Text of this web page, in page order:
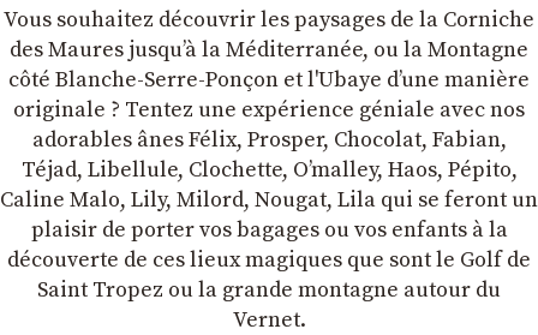
Vous souhaitez découvrir les paysages de la Corniche
des Maures jusqu’à la Méditerranée, ou la Montagne
côté Blanche-Serre-Ponçon et l'Ubaye dʼune manière
originale ? Tentez une expérience géniale avec nos
adorables ânes Félix, Prosper, Chocolat, Fabian,
Téjad, Libellule, Clochette, Oʼmalley, Haos, Pépito,
Caline Malo, Lily, Milord, Nougat, Lila qui se feront un
plaisir de porter vos bagages ou vos enfants à la
découverte de ces lieux magiques que sont le Golf de
Saint Tropez ou la grande montagne autour du
Vernet.